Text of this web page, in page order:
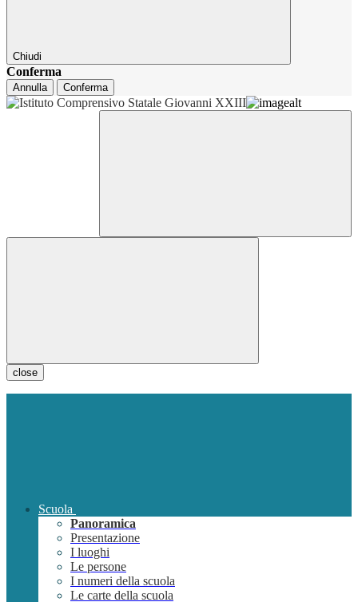
Chiudi
Conferma
Annulla Conferma
close
Scuola
Panoramica
Presentazione
I luoghi
Le persone
I numeri della scuola
Le carte della scuola